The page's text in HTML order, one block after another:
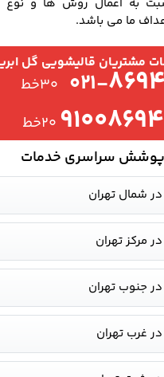
به اعمال روش ها و نوع
ما می باشد.
مشتریان قالیشویی گل
۰۲۱-۸۶۹۴ ۳۰خط
۹۱۰۰۸۶۹۴ ۲۰خط
پوشش سراسری خدمات
شمال تهران
مرکز تهران
جنوب تهران
غرب تهران